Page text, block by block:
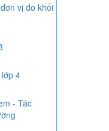
vị đo khối
4
- Tác